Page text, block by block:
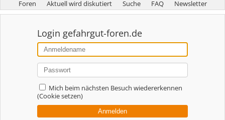
Foren
Aktuell wird diskutiert Suche FAQ Newsletter
Login gefahrgut-foren.de
Mich beim nächsten Besuch wiedererkennen
(Cookie setzen)